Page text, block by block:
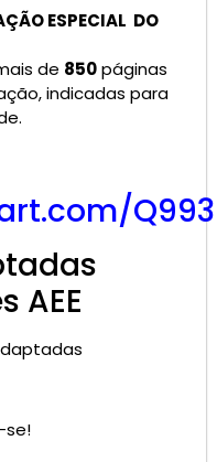
ESPECIAL DO
de 850páginas
indicadas para
AEE
se!